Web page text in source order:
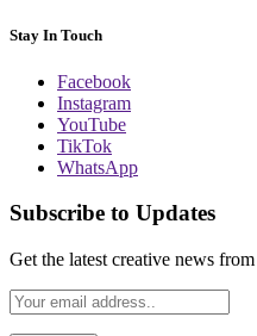
Stay In Touch
Facebook
Instagram
YouTube
TikTok
WhatsApp
Subscribe to Updates
Get the latest creative news